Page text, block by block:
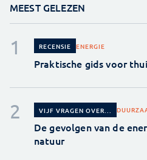
MEEST GELEZEN
RECENSIE ENERGIE
Praktische gids voor
VIJF VRAGEN OVER...
De gevolgen van de
natuur